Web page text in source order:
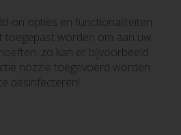
on opties en functionaliteiten
toegepast worden om aan uw
zo kan er bijvoorbeeld
nozzle toegevoerd worden
desinfecteren!